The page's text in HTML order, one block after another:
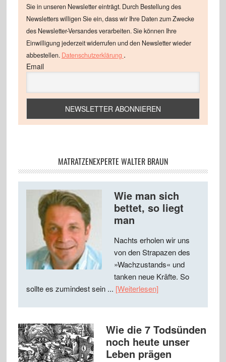
Sie in unseren Newsletter einträgt. Durch Bestellung des
Newsletters willigen Sie ein, dass wir Ihre Daten zum Zwecke
des Newsletter-Versandes verarbeiten. Sie können Ihre
Einwilligung jederzeit widerrufen und den Newsletter wieder
abbestellen. Datenschutzerklärung .
Email
MATRATZENEXPERTE WALTER BRAUN
Wie man sich
bettet, so liegt
man
Nachts erholen wir uns
von den Strapazen des
»Wachzustands« und
tanken neue Kräfte. So
sollte es zumindest sein ... [Weiterlesen]
Wie die 7 Todsünden
noch heute unser
Leben prägen